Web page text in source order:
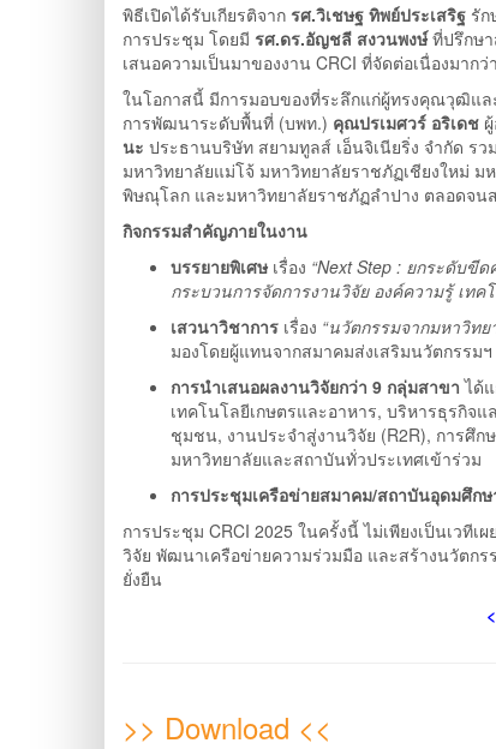
พิธีเปิดได้รับเกียรติจาก รศ.วิเชษฐ ทิพย์ประเสริฐ รั
การประชุม โดยมี รศ.ดร.อัญชลี สงวนพงษ์ที่ปรึกษา
เสนอความเป็นมาของงาน CRCI ที่จัดต่อเนื่องมากว่
ในโอกาสนี้ มีการมอบของที่ระลึกแก่ผู้ทรงคุณวุฒิแล
การพัฒนาระดับพื้นที่ (บพท.) คุณปรเมศวร์ อริเดช
นะ ประธานบริษัท สยามทูลส์ เอ็นจิเนียริ่ง จำกัด ร
มหาวิทยาลัยแม่โจ้ มหาวิทยาลัยราชภัฏเชียงใหม่
พิษณุโลก และมหาวิทยาลัยราชภัฏลำปาง ตลอดจน
กิจกรรมสำคัญภายในงาน
บรรยายพิเศษ เรื่อง “Next Step : ยกระดับขี
กระบวนการจัดการงานวิจัย องค์ความรู้ เท
เสวนาวิชาการ เรื่อง “นวัตกรรมจากมหาวิท
มองโดยผู้แทนจากสมาคมส่งเสริมนวัตกรร
การนำเสนอผลงานวิจัยกว่า 9 กลุ่มสาขา ได้
เทคโนโลยีเกษตรและอาหาร, บริหารธุรกิจ
ชุมชน, งานประจำสู่งานวิจัย (R2R), การศึ
มหาวิทยาลัยและสถาบันทั่วประเทศเข้าร่วม
การประชุมเครือข่ายสมาคม/สถาบันอุดมศึกษ
การประชุม CRCI 2025 ในครั้งนี้ ไม่เพียงเป็นเว
วิจัย พัฒนาเครือข่ายความร่วมมือ และสร้างนวัตก
ยั่งยืน
>> Download <<